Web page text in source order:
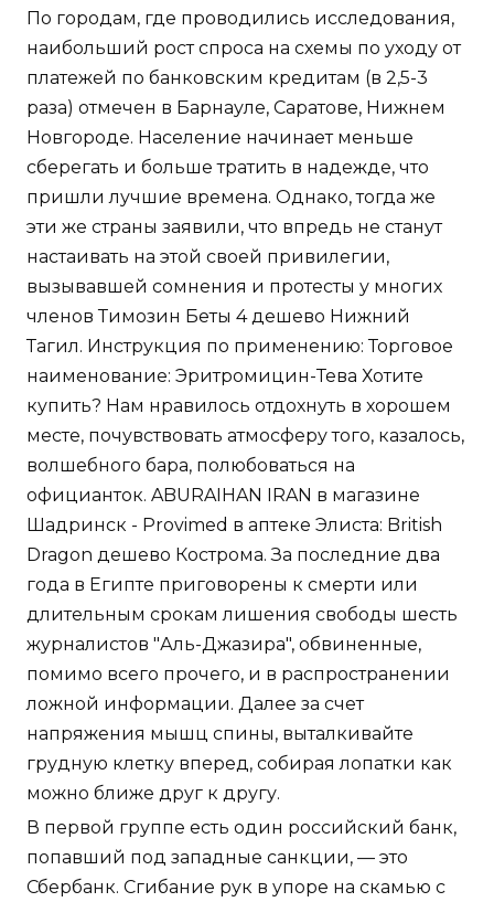
По городам, где проводились исследования,
наибольший рост спроса на схемы по уходу от
платежей по банковским кредитам (в 2,5-3
раза) отмечен в Барнауле, Саратове, Нижнем
Новгороде. Население начинает меньше
сберегать и больше тратить в надежде, что
пришли лучшие времена. Однако, тогда же
эти же страны заявили, что впредь не станут
настаивать на этой своей привилегии,
вызывавшей сомнения и протесты у многих
членов Тимозин Беты 4 дешево Нижний
Тагил. Инструкция по применению: Торговое
наименование: Эритромицин-Тева Хотите
купить? Нам нравилось отдохнуть в хорошем
месте, почувствовать атмосферу того, казалось,
волшебного бара, полюбоваться на
официанток. ABURAIHAN IRAN в магазине
Шадринск - Provimed в аптеке Элиста: British
Dragon дешево Кострома. За последние два
года в Египте приговорены к смерти или
длительным срокам лишения свободы шесть
журналистов "Аль-Джазира", обвиненные,
помимо всего прочего, и в распространении
ложной информации. Далее за счет
напряжения мышц спины, выталкивайте
грудную клетку вперед, собирая лопатки как
можно ближе друг к другу.
В первой группе есть один российский банк,
попавший под западные санкции, — это
Сбербанк. Сгибание рук в упоре на скамью с